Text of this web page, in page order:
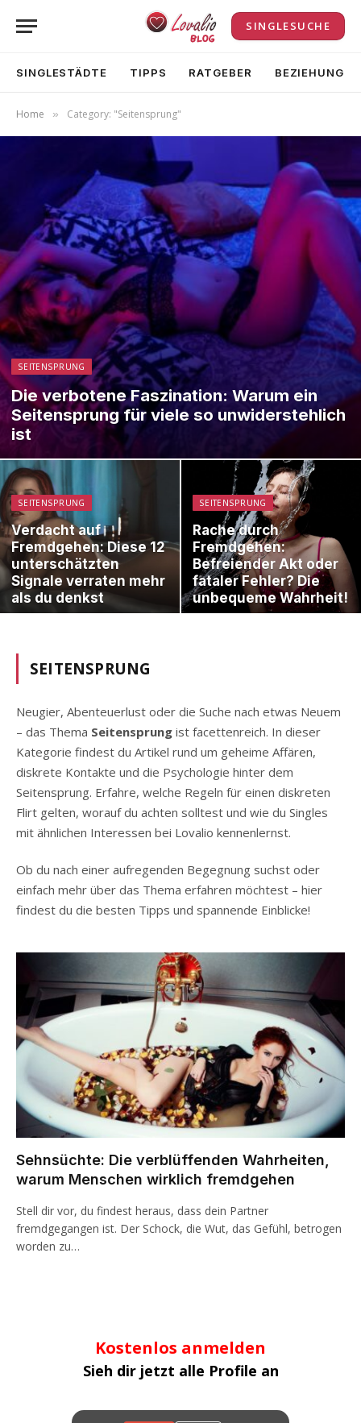
SINGLESUCHE
SINGLESTÄDTE TIPPS RATGEBER BEZIEHUNG
Home » Category: "Seitensprung"
SEITENSPRUNG
Die verbotene Faszination: Warum ein
Seitensprung für viele so unwiderstehlich
ist
SEITENSPRUNG
Verdacht auf
Fremdgehen: Diese 12
unterschätzten
Signale verraten mehr
als du denkst
SEITENSPRUNG
Rache durch
Fremdgehen:
Befreiender Akt oder
fataler Fehler? Die
unbequeme Wahrheit!
SEITENSPRUNG
Neugier, Abenteuerlust oder die Suche nach etwas Neuem
– das Thema Seitensprung ist facettenreich. In dieser
Kategorie findest du Artikel rund um geheime Affären,
diskrete Kontakte und die Psychologie hinter dem
Seitensprung. Erfahre, welche Regeln für einen diskreten
Flirt gelten, worauf du achten solltest und wie du Singles
mit ähnlichen Interessen bei Lovalio kennenlernst.
Ob du nach einer aufregenden Begegnung suchst oder
einfach mehr über das Thema erfahren möchtest – hier
findest du die besten Tipps und spannende Einblicke!
Sehnsüchte: Die verblüffenden Wahrheiten,
warum Menschen wirklich fremdgehen
Stell dir vor, du findest heraus, dass dein Partner
fremdgegangen ist. Der Schock, die Wut, das Gefühl, betrogen
worden zu…
Kostenlos anmelden
Sieh dir jetzt alle Profile an